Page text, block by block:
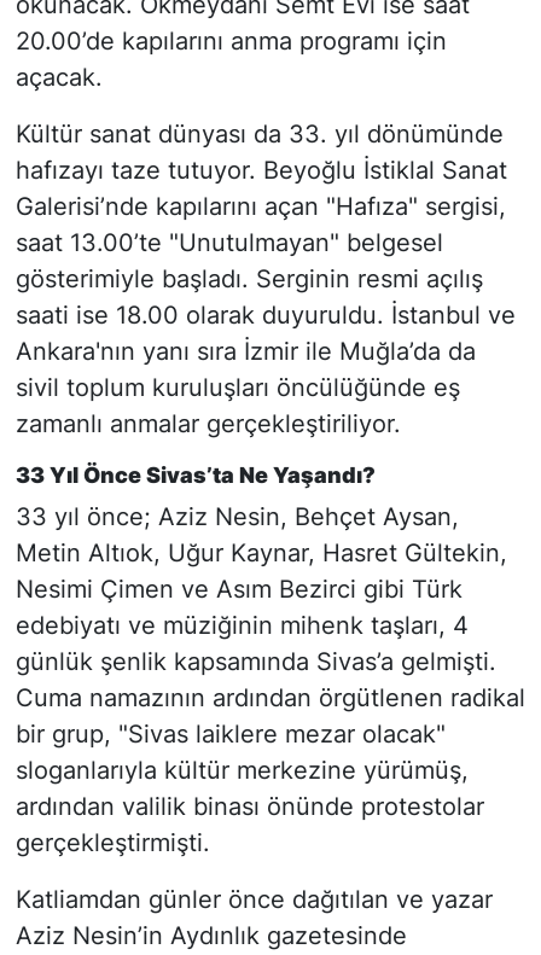
20.00’de kapılarını anma programı için
açacak.
Kültür sanat dünyası da 33. yıl dönümünde
hafızayı taze tutuyor. Beyoğlu İstiklal Sanat
Galerisi’nde kapılarını açan "Hafıza" sergisi,
saat 13.00’te "Unutulmayan" belgesel
gösterimiyle başladı. Serginin resmi açılış
saati ise 18.00 olarak duyuruldu. İstanbul ve
Ankara'nın yanı sıra İzmir ile Muğla’da da
sivil toplum kuruluşları öncülüğünde eş
zamanlı anmalar gerçekleştiriliyor.
33 Yıl Önce Sivas’ta Ne Yaşandı?
33 yıl önce; Aziz Nesin, Behçet Aysan,
Metin Altıok, Uğur Kaynar, Hasret Gültekin,
Nesimi Çimen ve Asım Bezirci gibi Türk
edebiyatı ve müziğinin mihenk taşları, 4
günlük şenlik kapsamında Sivas’a gelmişti.
Cuma namazının ardından örgütlenen radikal
bir grup, "Sivas laiklere mezar olacak"
sloganlarıyla kültür merkezine yürümüş,
ardından valilik binası önünde protestolar
gerçekleştirmişti.
Katliamdan günler önce dağıtılan ve yazar
Aziz Nesin’in Aydınlık gazetesinde